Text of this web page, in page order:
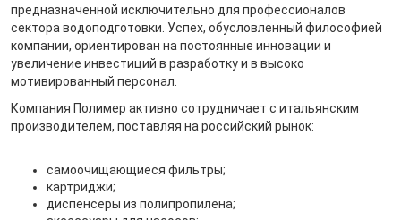
предназначенной исключительно для профессионалов
сектора водоподготовки. Успех, обусловленный философией
компании, ориентирован на постоянные инновации и
увеличение инвестиций в разработку и в высоко
мотивированный персонал.
Компания Полимер активно сотрудничает с итальянским
производителем, поставляя на российский рынок:
самоочищающиеся фильтры;
картриджи;
диспенсеры из полипропилена;